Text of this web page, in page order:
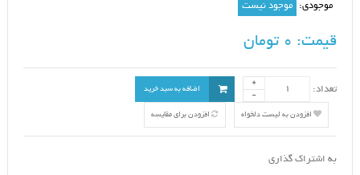
موجودی: موجود نیست
قیمت:
تعداد: اضافه به سبد خرید
افزودن به لیست دلخواه افزودن برای مقایسه
به اشتراک گذاری